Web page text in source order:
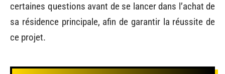
certaines questions avant de se lancer dans l’achat de
sa résidence principale, afin de garantir la réussite de
ce projet.